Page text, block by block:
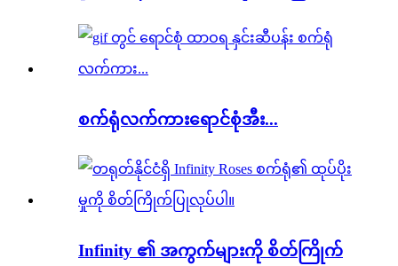
စက်ရုံလက်ကားရောင်စုံအီး...
Infinity ၏ အကွက်များကို စိတ်ကြိုက်